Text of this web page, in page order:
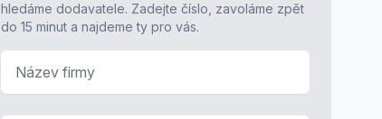
hledáme dodavatele. Zadejte číslo, zavoláme zpět
do 15 minut a najdeme ty pro vás.